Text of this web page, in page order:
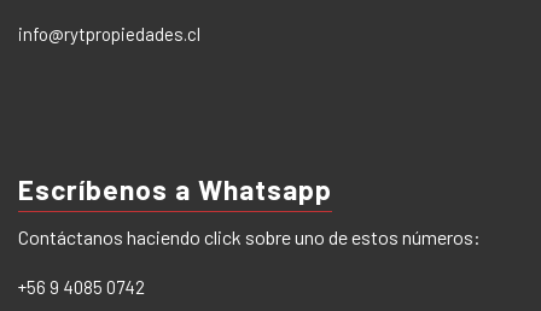
info@rytpropiedades.cl
Escríbenos a Whatsapp
Contáctanos haciendo click sobre uno de estos números:
+56 9 4085 0742